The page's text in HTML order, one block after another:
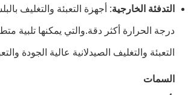
التدفئة الخارجية: أجهزة التعبئة والتغليف
درجة الحرارة أكثر دقة.والتي يمكنها تلبية
التعبئة والتغليف الصيدلانية عالية الجودة
السمات